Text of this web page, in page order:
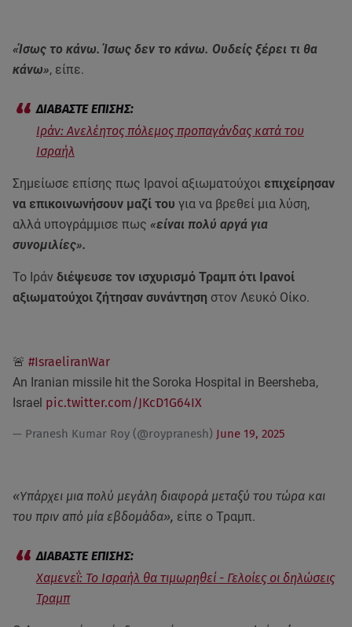
«Ίσως το κάνω. Ίσως δεν το κάνω. Ουδείς ξέρει τι θα
κάνω», είπε.
Ιράν: Ανελέητος πόλεμος προπαγάνδας κατά του
Ισραήλ
Σημείωσε επίσης πως Ιρανοί αξιωματούχοι επιχείρησαν
να επικοινωνήσουν μαζί του για να βρεθεί μια λύση,
αλλά υπογράμμισε πως «είναι πολύ αργά για
συνομιλίες».
Το Ιράν διέψευσε τον ισχυρισμό Τραμπ ότι Ιρανοί
αξιωματούχοι ζήτησαν συνάντηση στον Λευκό Οίκο.
🚨 #IsraeliranWar
An Iranian missile hit the Soroka Hospital in Beersheba,
Israel pic.twitter.com/JKcD1G64IX
— Pranesh Kumar Roy (@roypranesh) June 19, 2025
«Υπάρχει μια πολύ μεγάλη διαφορά μεταξύ του τώρα και
του πριν από μία εβδομάδα», είπε ο Τραμπ.
Χαμενεΐ: Το Ισραήλ θα τιμωρηθεί - Γελοίες οι δηλώσεις
Τραμπ